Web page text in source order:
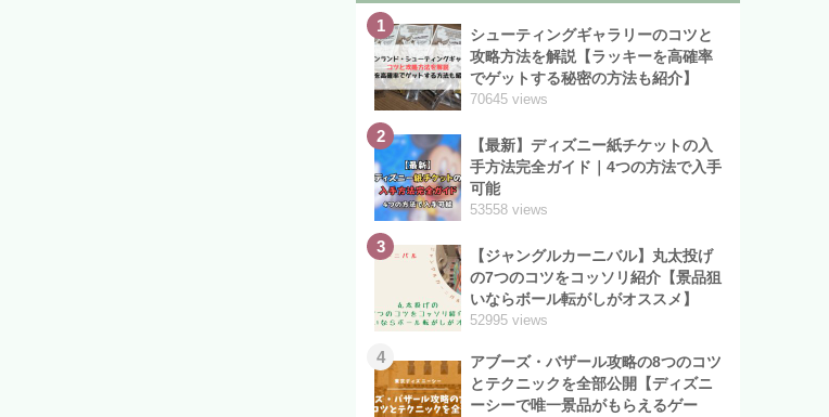
1
シューティングギャラリーのコツと
攻略方法を解説【ラッキーを高確率
でゲットする秘密の方法も紹介】
70645 views
2
【最新】ディズニー紙チケットの入
手方法完全ガイド｜4つの方法で入手
可能
53558 views
3
【ジャングルカーニバル】丸太投げ
の7つのコツをコッソリ紹介【景品狙
いならボール転がしがオススメ】
52995 views
4
アブーズ・バザール攻略の8つのコツ
とテクニックを全部公開【ディズニ
ーシーで唯一景品がもらえるゲー